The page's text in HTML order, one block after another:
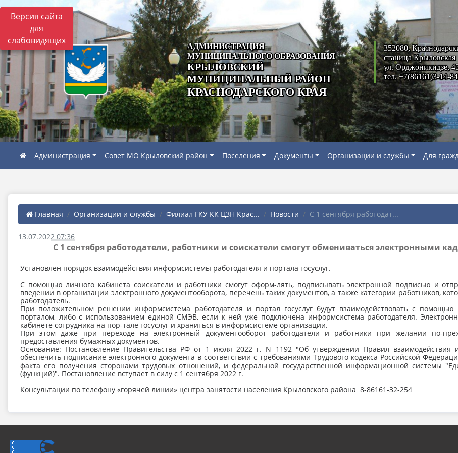
Версия сайта
для
слабовидящих
АДМИНИСТРАЦИЯ
МУНИЦИПАЛЬНОГО ОБРАЗОВАНИЯ
КРЫЛОВСКИЙ
МУНИЦИПАЛЬНЫЙ РАЙОН
КРАСНОДАРСКОГО КРАЯ
352080,
станица Крыловская
ул. Орджоникидзе,
тел. +7(86161)3-14-84
Администрация Совет МО Крыловский район Поселения Документы Организации и службы Для
Главная Организации и службы Филиал ГКУ КК ЦЗН Крас... Новости С 1 сентября работодат...
13.07.2022 07:36
С 1 сентября работодатели, работники и соискатели смогут обмениваться электронными
Установлен порядок взаимодействия информсистемы работодателя и портала госуслуг.
С помощью личного кабинета соискатели и работники смогут оформ-лять, подписывать электронной подписью и
введении в организации электронного документооборота, перечень таких документов, а также категории работников,
работодатель.
При положительном решении информсистема работодателя и портал госуслуг будут взаимодействовать с помощью
порталом, либо с использованием единой СМЭВ, если к ней уже подключена информсистема работодателя.
кабинете сотрудника на пор-тале госуслуг и храниться в информсистеме организации.
При этом даже при переходе на электронный документооборот работодатели и работники при желании по-
предоставления бумажных документов.
Основание: Постановление Правительства РФ от 1 июля 2022 г. N 1192 "Об утверждении Правил взаимодействия
обеспечить подписание электронного документа в соответствии с требованиями Трудового кодекса Российской
факта его получения сторонами трудовых отношений, и федеральной государственной информационной системы
(функций)". Постановление вступает в силу с 1 сентября 2022 г.
Консультации по телефону «горячей линии» центра занятости населения Крыловского района 8-86161-32-254